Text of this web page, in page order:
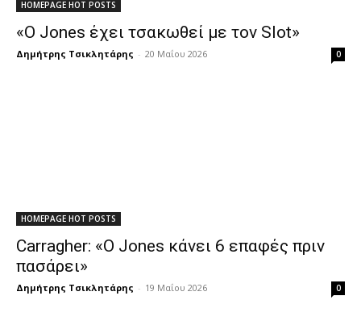
HOMEPAGE HOT POSTS
«Ο Jones έχει τσακωθεί με τον Slot»
Δημήτρης Τσικλητάρης - 20 Μαΐου 2026 0
HOMEPAGE HOT POSTS
Carragher: «Ο Jones κάνει 6 επαφές πριν
πασάρει»
Δημήτρης Τσικλητάρης - 19 Μαΐου 2026 0